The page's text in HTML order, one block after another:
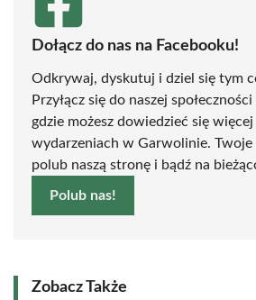
Dołącz do nas na Facebooku!
Odkrywaj, dyskutuj i dziel się tym
Przyłącz się do naszej
gdzie możesz dowiedzieć się
wydarzeniach w Garwolinie. Twoje
polub naszą stronę i bądź na
Polub nas!
Zobacz Także